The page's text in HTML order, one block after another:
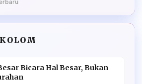
Bicara Hal Besar, Bukan